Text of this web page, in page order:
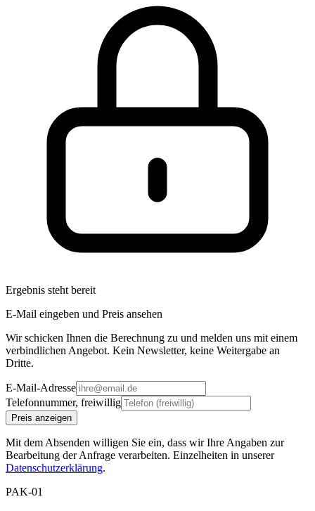
Ergebnis steht bereit
E-Mail eingeben und Preis ansehen
Wir schicken Ihnen die Berechnung zu und melden uns mit einem
verbindlichen Angebot. Kein Newsletter, keine Weitergabe an
Dritte.
E-Mail-Adresse
Telefonnummer, freiwillig
Preis anzeigen
Mit dem Absenden willigen Sie ein, dass wir Ihre Angaben zur
Bearbeitung der Anfrage verarbeiten. Einzelheiten in unserer
Datenschutzerklärung.
PAK-01